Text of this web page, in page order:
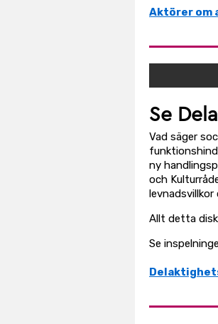
Aktörer om
Se
Vad säger
ny
och
Allt detta
Se